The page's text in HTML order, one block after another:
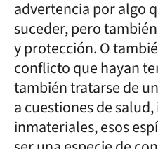
advertencia por algo
suceder, pero
y protección. O
conflicto que hayan
también tratarse de
a cuestiones de
inmateriales, esos